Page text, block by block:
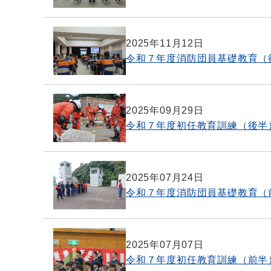
2025年11月12日
令和７年度消防団員基礎教育（
2025年09月29日
令和７年度初任教育訓練（後半
2025年07月24日
令和７年度消防団員基礎教育（
2025年07月07日
令和７年度初任教育訓練（前半